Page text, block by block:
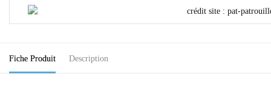
Fiche Produit Description